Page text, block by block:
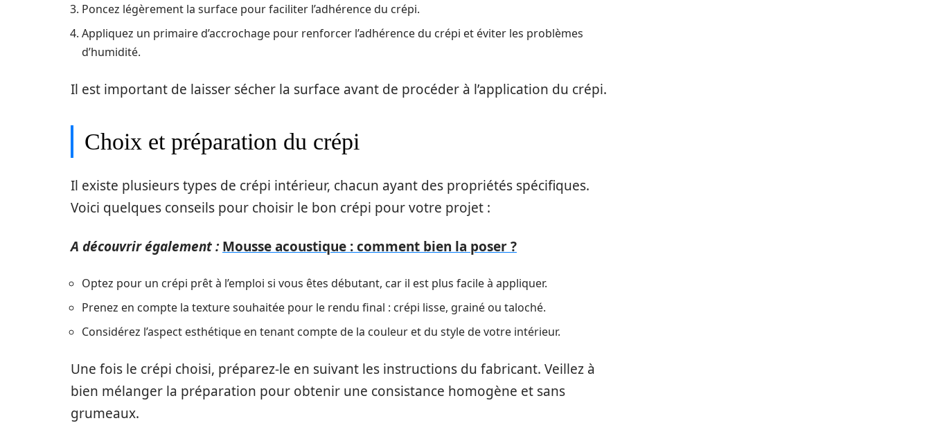
Poncez légèrement la surface pour faciliter l’adhérence du crépi.
Appliquez un primaire d’accrochage pour renforcer l’adhérence du crépi et éviter les problèmes
d’humidité.
Il est important de laisser sécher la surface avant de procéder à l’application du crépi.
Choix et préparation du crépi
Il existe plusieurs types de crépi intérieur, chacun ayant des propriétés spécifiques.
Voici quelques conseils pour choisir le bon crépi pour votre projet :
A découvrir également : Mousse acoustique : comment bien la poser ?
Optez pour un crépi prêt à l’emploi si vous êtes débutant, car il est plus facile à appliquer.
Prenez en compte la texture souhaitée pour le rendu final : crépi lisse, grainé ou taloché.
Considérez l’aspect esthétique en tenant compte de la couleur et du style de votre intérieur.
Une fois le crépi choisi, préparez-le en suivant les instructions du fabricant. Veillez à
bien mélanger la préparation pour obtenir une consistance homogène et sans
grumeaux.